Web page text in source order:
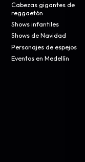
Cabezas gigantes de
reggaetón
Shows infantiles
Shows de Navidad
Personajes de espejos
Eventos en Medellín